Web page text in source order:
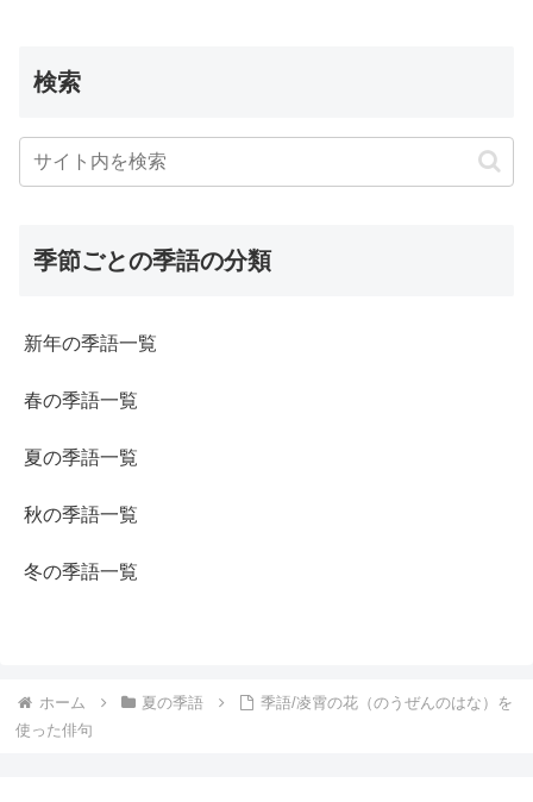
検索
季節ごとの季語の分類
新年の季語一覧
春の季語一覧
夏の季語一覧
秋の季語一覧
冬の季語一覧
ホーム 夏の季語
季語/凌霄の花（のうぜんのはな）を
使った俳句